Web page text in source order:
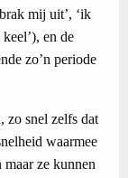
mij uit’, ‘ik
en de
zo’n periode
zo snel zelfs dat
waarmee
maar ze kunnen